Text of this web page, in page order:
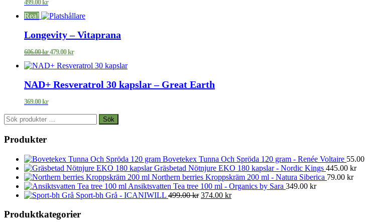
499.00kr
Rea!
Longevity – Vitaprana
606.00kr Det
priset
606.00 kr.
479.00krDet
priset
479.00 kr.
NAD+ Resveratrol 30 kapslar – Great Earth
369.00kr
Sök
efter:
Sök
Produkter
Bovetekex Tunna Och Spröda 120 gram - Renée Voltaire 55.00
Gräsbetad Nötnjure EKO 180 kapslar - Nordic Kings 445.00 kr
Northern berries Kroppskräm 200 ml - Natura Siberica 79.00 kr
Ansiktsvatten Tea tree 100 ml - Organics by Sara 349.00 kr
Sport-bh Grå - ICANIWILL 499.00kr Det
374.00 krDet
Produktkategorier